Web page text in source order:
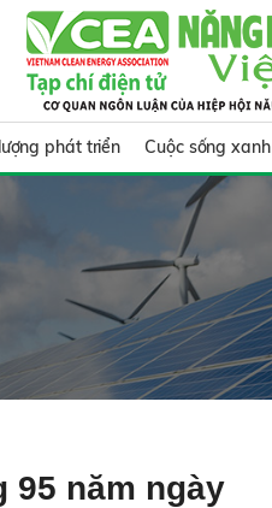
phát triển Cuộc sống xanh
95 năm ngày